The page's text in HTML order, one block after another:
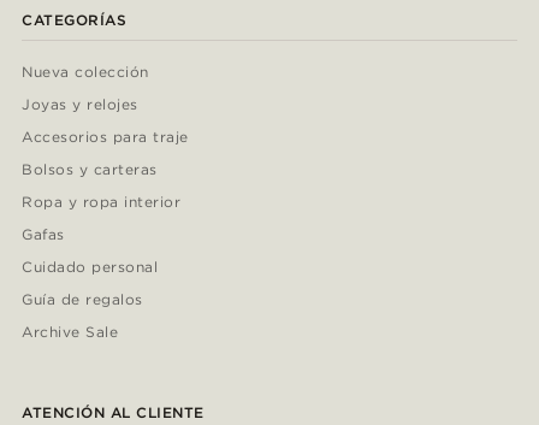
CATEGORÍAS
Nueva colección
Joyas y relojes
Accesorios para traje
Bolsos y carteras
Ropa y ropa interior
Gafas
Cuidado personal
Guía de regalos
Archive Sale
ATENCIÓN AL CLIENTE